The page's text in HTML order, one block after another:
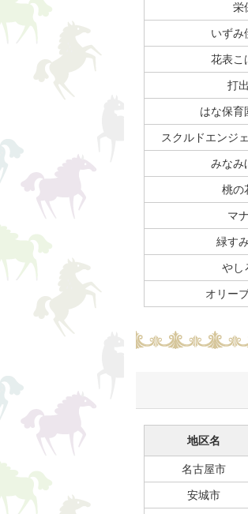
栄
いずみ
花表こ
打
はな保育
スクルドエンジ
みなみ
桃の
マ
緑す
やし
オリー
地区名
名古屋市
安城市